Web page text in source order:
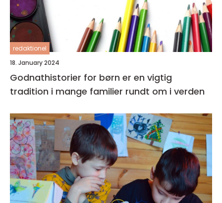
redaktionel
18. January 2024
Godnathistorier for børn er en vigtig
tradition i mange familier rundt om i verden